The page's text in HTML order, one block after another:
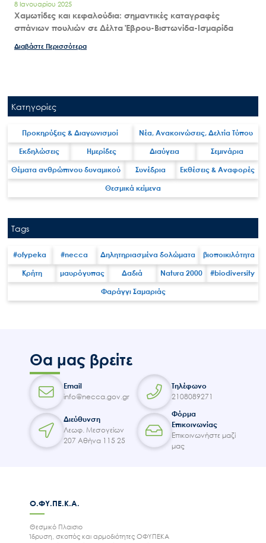
Search
Άξονες δράσης
Μ.Δ.Π.Π.
Έργα
Εισιτήρια
Επικοινωνία
8 Ιανουαρίου 2025
Χαμωτίδες και κεφαλούδια: σημαντικές καταγραφές
σπάνιων πουλιών σε Δέλτα Έβρου-Βιστωνίδα-Ισμαρίδα
Διαβάστε Περισσότερα
Κατηγορίες
Προκηρύξεις & Διαγωνισμοί Νέα, Ανακοινώσεις, Δελτία Τύπου
Εκδηλώσεις Ημερίδες Διαύγεια Σεμινάρια
Θέματα ανθρώπινου δυναμικού Συνέδρια Εκθέσεις & Αναφορές
Θεσμικά κείμενα
Tags
#ofypeka #necca Δηλητηριασμένα δολώματα βιοποικιλότητα
Κρήτη μαυρόγυπας Δαδιά Natura 2000 #biodiversity
Φαράγγι Σαμαριάς
Θα μας βρείτε
Email
info@necca.gov.gr
Τηλέφωνο
2108089271
Διεύθυνση
Λεωφ. Μεσογείων
207 Αθήνα 115 25
Φόρμα
Επικοινωνίας
Επικοινωνήστε μαζί
μας
Ο.ΦΥ.ΠΕ.Κ.Α.
Θεσμικό Πλαισιο
Ίδρυση, σκοπός και αρμοδιότητες ΟΦΥΠΕΚΑ